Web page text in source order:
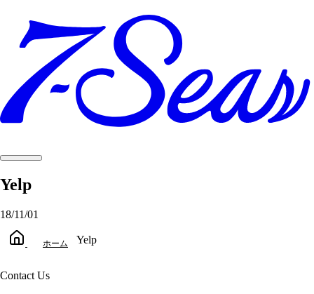
Yelp
18/11/01
ホーム Yelp
Contact Us